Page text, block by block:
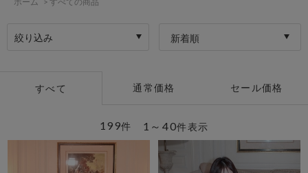
絞り込み 新着順
すべて 通常価格 セール価格
1～40件表示
199件